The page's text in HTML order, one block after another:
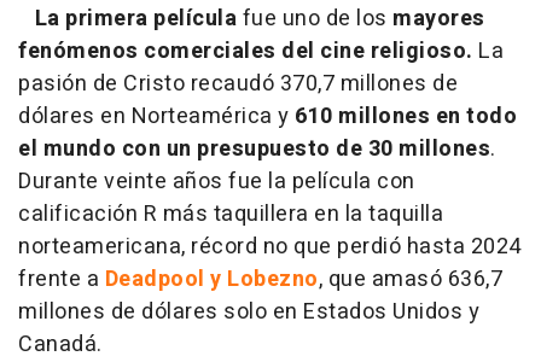
La primera películafue uno de los mayores
fenómenos comerciales del cine religioso. La
pasión de Cristo recaudó 370,7 millones de
dólares en Norteamérica y 610 millones en todo
el mundo con un presupuesto de 30 millones.
Durante veinte años fue la película con
calificación R más taquillera en la taquilla
norteamericana, récord no que perdió hasta 2024
frente a Deadpool y Lobezno, que amasó 636,7
millones de dólares solo en Estados Unidos y
Canadá.